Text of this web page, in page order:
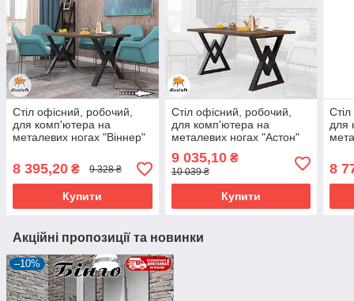
Стіл офісний, робочий,
для комп'ютера на
металевих ногах "Віннер"
8 395,20 ₴ 9 328 ₴
Купити
Стіл офісний, робочий,
для комп'ютера на
металевих ногах "Астон"
9 035,10₴
10 039 ₴
Купити
для
8
Акційні пропозиції та новинки
–10%